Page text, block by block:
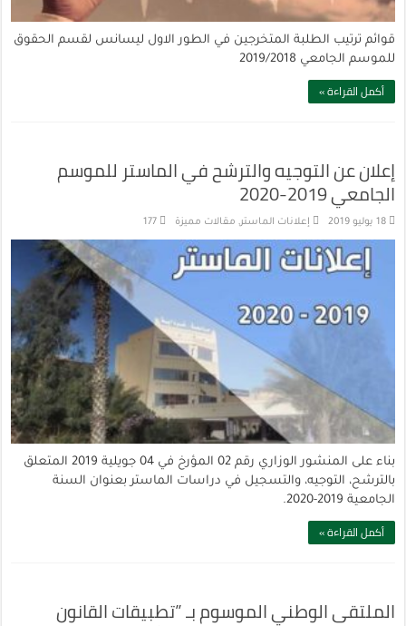
قوائم ترتيب الطلبة المتخرجين في الطور الاول ليسانس لقسم الحقوق
للموسم الجامعي 2019/2018
أكمل القراءة »
إعلان عن التوجيه والترشح في الماستر للموسم
الجامعي 2019-2020
18 يوليو 2019 إعلانات الماستر, مقالات مميزة 177
بناء على المنشور الوزاري رقم 02 المؤرخ في 04 جويلية 2019 المتعلق
بالترشح، التوجيه، والتسجيل في دراسات الماستر بعنوان السنة
الجامعية 2019-2020.
أكمل القراءة »
الملتقى الوطني الموسوم بـ ”تطبيقات القانون